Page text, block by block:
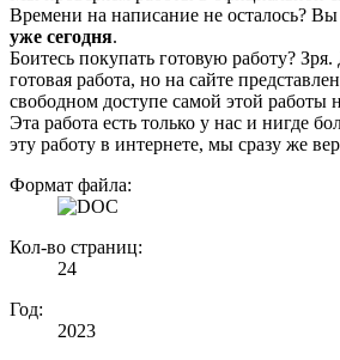
Времени на написание не осталось? Вы
уже сегодня.
Боитесь покупать готовую работу?
готовая работа, но на сайте представлен
свободном доступе самой этой работы
Эта работа есть только у нас и нигде
эту работу в интернете, мы сразу же
Формат файла:
Кол-во страниц:
24
Год:
2023